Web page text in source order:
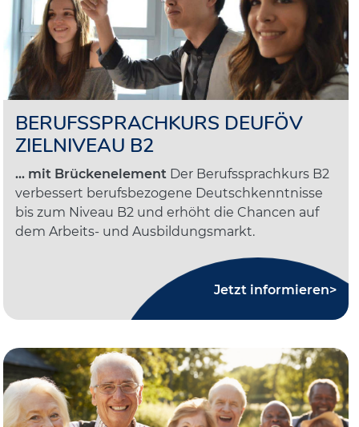
BERUFSSPRACHKURS DEUFÖV
ZIELNIVEAU B2
... mit Brückenelement Der Berufssprachkurs B2
verbessert berufsbezogene Deutschkenntnisse
bis zum Niveau B2 und erhöht die Chancen auf
dem Arbeits- und Ausbildungsmarkt.
Jetzt informieren>